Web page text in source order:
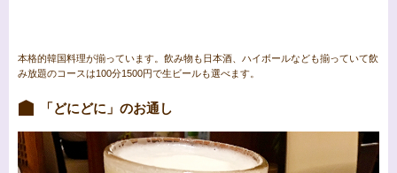
本格的韓国料理が揃っています。飲み物も日本酒、ハイボールなども揃っていて飲
み放題のコースは100分1500円で生ビールも選べます。
「どにどに」のお通し